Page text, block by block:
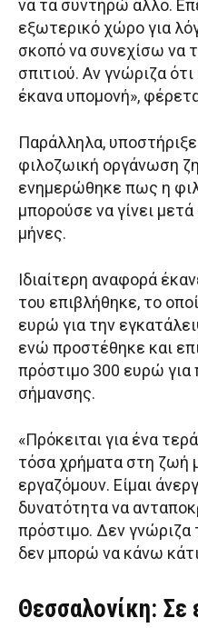
να τα συντηρώ άλλο.
εξωτερικό χώρο για
σκοπό να συνεχίσω να
σπιτιού. Αν γνώριζα
έκανα υπομονή»,
Παράλληλα,
φιλοζωική οργάνωση
ενημερώθηκε πως η
μπορούσε να γίνει
μήνες.
Ιδιαίτερη αναφορά
του επιβλήθηκε, το
ευρώ για την
ενώ προστέθηκε και
πρόστιμο 300 ευρώ για
σήμανσης.
«Πρόκειται για ένα
τόσα χρήματα στη ζωή
εργαζόμουν. Είμαι
δυνατότητα να
πρόστιμο. Δεν γνώριζα
δεν μπορώ να κάνω
Θεσσαλονίκη: Σε